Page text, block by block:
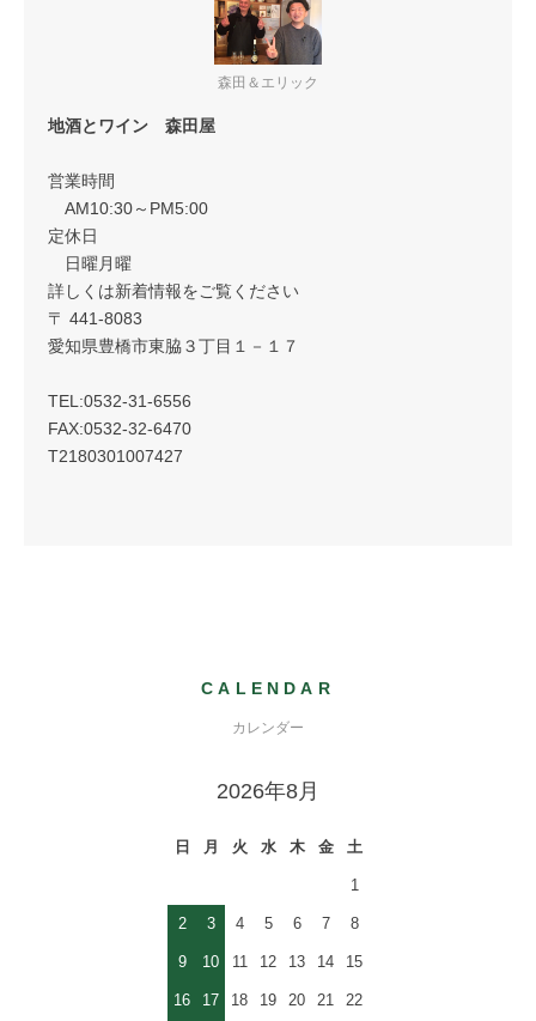
森田＆エリック
地酒とワイン 森田屋
営業時間
AM10:30～PM5:00
定休日
日曜月曜
詳しくは新着情報をご覧ください
〒 441-8083
愛知県豊橋市東脇３丁目１－１７
TEL:0532-31-6556
FAX:0532-32-6470
T2180301007427
CALENDAR
カレンダー
2026年8月
日 月 火 水 木 金 土
1
2 3 4 5 6 7 8
9 10 11 12 13 14 15
16 17 18 19 20 21 22